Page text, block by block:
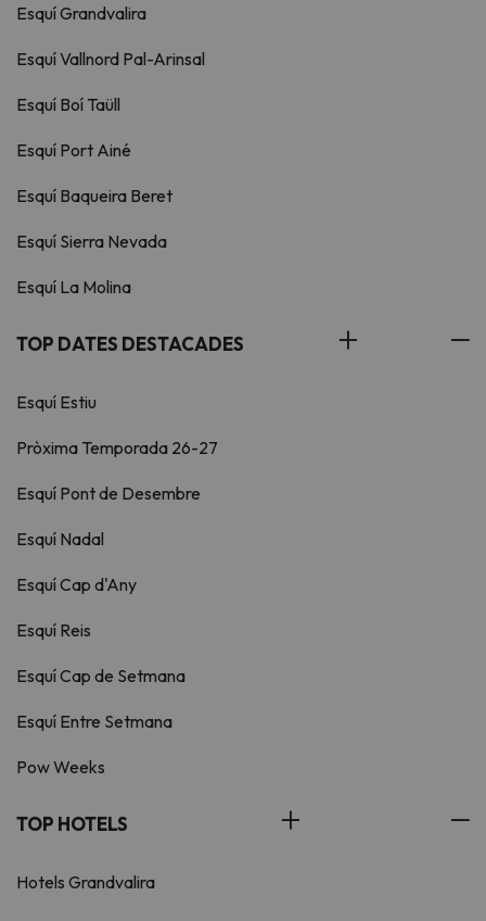
Esquí Grandvalira
Esquí Vallnord Pal-Arinsal
Esquí Boí Taüll
Esquí Port Ainé
Esquí Baqueira Beret
Esquí Sierra Nevada
Esquí La Molina
TOP DATES DESTACADES
Esquí Estiu
Pròxima Temporada 26-27
Esquí Pont de Desembre
Esquí Nadal
Esquí Cap d'Any
Esquí Reis
Esquí Cap de Setmana
Esquí Entre Setmana
Pow Weeks
TOP HOTELS
Hotels Grandvalira